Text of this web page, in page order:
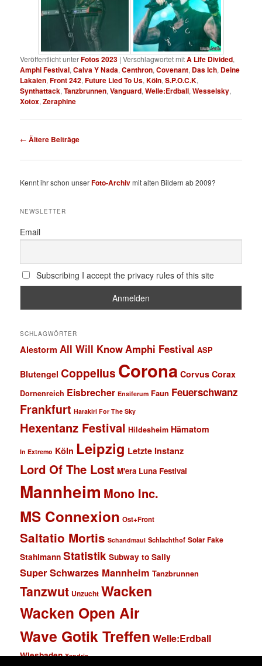
Veröffentlicht unterFotos 2023 |Verschlagwortet mitA Life Divided,
Amphi Festival,Calva Y Nada,Centhron,Covenant, Das Ich, Deine
Lakaien,Front 242,Future Lied To Us,Köln,S.P.O.C.K,
Synthattack,Tanzbrunnen,Vanguard,Welle:Erdball,Wesselsky,
Xotox,Zeraphine
Beitragsnavigation
← Ältere Beiträge
Kennt ihr schon unserFoto-Archivmit alten Bildern ab 2009?
NEWSLETTER
Email
Subscribing I accept the privacy rules of this site
SCHLAGWÖRTER
Alestorm All Will Know Amphi Festival ASP
Blutengel Coppelius Corona Corvus Corax
Dornenreich Eisbrecher Ensiferum Faun Feuerschwanz
Frankfurt Harakiri For The Sky
Hexentanz Festival Hildesheim Hämatom
In Extremo Köln Leipzig Letzte Instanz
Lord Of The Lost M'era Luna Festival
Mannheim Mono Inc.
MS Connexion Ost+Front
Saltatio Mortis Schandmaul Schlachthof Solar Fake
Stahlmann Statistik Subway to Sally
Super Schwarzes Mannheim Tanzbrunnen
Tanzwut Unzucht Wacken
Wacken Open Air
Wave Gotik Treffen Welle:Erdball
Wiesbaden Xandria